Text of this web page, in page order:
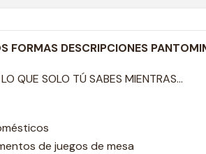
FORMAS DESCRIPCIONES
QUE SOLO TÚ SABES MIENTRAS…
de juegos de mesa